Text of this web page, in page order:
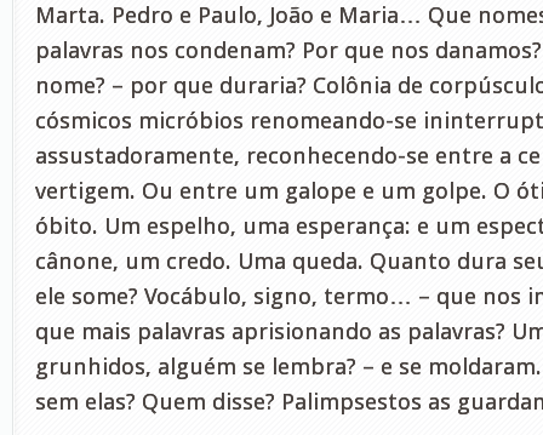
Marta. Pedro e Paulo, João e Maria… Que
palavras nos condenam? Por que nos
nome? – por que duraria? Colônia de
cósmicos micróbios renomeando-se
assustadoramente, reconhecendo-se entre a
vertigem. Ou entre um galope e um golpe. O
óbito. Um espelho, uma esperança: e um
cânone, um credo. Uma queda. Quanto dura
ele some? Vocábulo, signo, termo… – que nos
que mais palavras aprisionando as palavras?
grunhidos, alguém se lembra? – e se
sem elas? Quem disse? Palimpsestos as